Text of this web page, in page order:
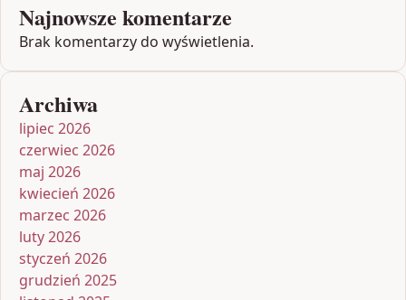
Najnowsze komentarze
Brak komentarzy do wyświetlenia.
Archiwa
lipiec 2026
czerwiec 2026
maj 2026
kwiecień 2026
marzec 2026
luty 2026
styczeń 2026
grudzień 2025